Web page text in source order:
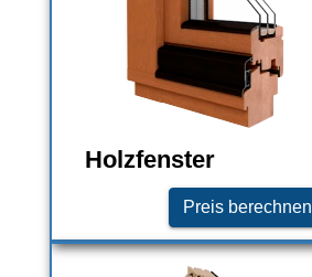
Holzfenster
Preis berechnen